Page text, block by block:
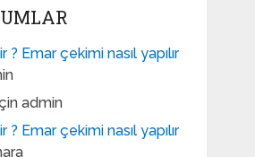
? Emar çekimi nasıl yapılır
admin
? Emar çekimi nasıl yapılır